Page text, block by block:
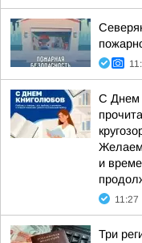
С Днем
Желаем
и
11:27
Три